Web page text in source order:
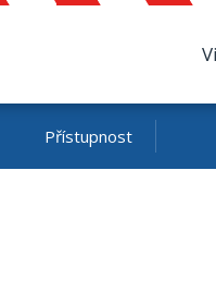
Přístupnost